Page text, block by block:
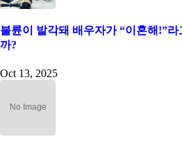
불륜이 발각돼 배우자가 “이혼해!”
까?
Oct 13, 2025